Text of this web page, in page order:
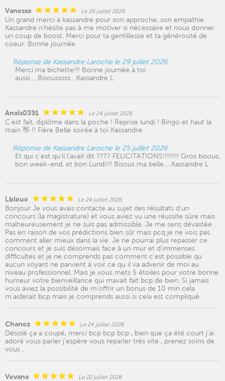
Vanessa Le 29 juillet 2026
Un grand merci à kassandre pour son approche, son empathie.
Kassandre n'hésite pas à me motiver si nécessaire et nous donner
un coup de boost. Merci pour ta gentillesse et ta générosité de
coeur. Bonne journée
Réponse de Kassandre Laroche le 29 juillet 2026
Merci ma bichette!!! Bonne journée à toi
aussi.....Bisousssss....Kassandre L
Anaïs0391 Le 24 juillet 2026
C'est fait, diplôme dans la poche ! Reprise lundi ! Bingo et haut la
main 👋 !! Fière Belle soirée à toi Kassandre
Réponse de Kassandre Laroche le 25 juillet 2026
Et qui c'est qu'il l'avait dit ???? FELICITATIONS!!!!!!!! Gros bisous,
bon week-end, et bon Lundi!!! Bisous ma belle.....Kassandre L
Lbleue Le 24 juillet 2026
Bonjour Je vous avais contacte au sujet des résultats d'un
concours (la magistrature) et vous aviez vu une réussite sûre mais
malheureusement je ne suis pas admissible. Je me sens dévastée .
Pas en raison de vos prédictions bien sûr mais pcq je ne vois pas
comment aller mieux dans la vie. Je ne pourrai plus repasser ce
concours et je suis désormais face à un mur et d'immenses
difficultes et je ne comprends pas comment c'est possible qu
aucun voyant ne parvient à voir ce qu il va advenir de moi au
niveau professionnel. Mais je vous mets 5 étoiles pour votre bonne
humeur votre bienveillance qui mavait fait bcp de bien. Si jamais
vous aviez la possibilité de m'offrir un bonus de 10 min cela
m'aiderait bcp mais je comprends aussi si cela est compliqué
Chanez Le 24 juillet 2026
Désolé ça a coupé, merci bcp bcp bcp , bien que ça été court j'ai
adoré vous parler j'espère vous reparler très vite , prenez soins de
vous ,
Vevana Le 22 juillet 2026